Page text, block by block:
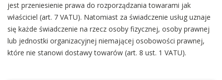
jest przeniesienie prawa do rozporządzania towarami jak
właściciel (art. 7 VATU). Natomiast za świadczenie usług uznaje
się każde świadczenie na rzecz osoby fizycznej, osoby prawnej
lub jednostki organizacyjnej niemającej osobowości prawnej,
które nie stanowi dostawy towarów (art. 8 ust. 1 VATU).